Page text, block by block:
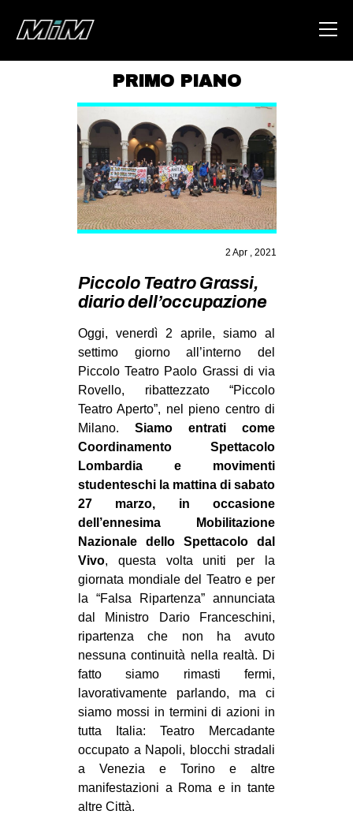
ABOUT
AREA
DEGENERAZIONE
GAZA FREESTYLE
CSOA LAMBRETTA
MSM
STUDENTI TSUNAMI
ZAM
MOBILITAZIONI
SPAZI
SPORT POPOLARE
AMBIENTE
ANTIFASCISMO
DIRITTO ALL’ABITARE
GENERI
MIGRAZIONI
PRECARIATO
REPRESSIONE
STUDENTI
ARTE
CINEMA
PRIMO PIANO
2 Apr , 2021
Piccolo Teatro Grassi,
diario dell’occupazione
Oggi, venerdì 2 aprile, siamo al
settimo giorno all’interno del
Piccolo Teatro Paolo Grassi di via
Rovello, ribattezzato “Piccolo
Teatro Aperto”, nel pieno centro di
Milano. Siamo entrati come
Coordinamento Spettacolo
Lombardia e movimenti
studenteschi la mattina di sabato
27 marzo, in occasione
dell’ennesima Mobilitazione
Nazionale dello Spettacolo dal
Vivo, questa volta uniti per la
giornata mondiale del Teatro e per
la “Falsa Ripartenza” annunciata
dal Ministro Dario Franceschini,
ripartenza che non ha avuto
nessuna continuità nella realtà. Di
fatto siamo rimasti fermi,
lavorativamente parlando, ma ci
siamo mossi in termini di azioni in
tutta Italia: Teatro Mercadante
occupato a Napoli, blocchi stradali
a Venezia e Torino e altre
manifestazioni a Roma e in tante
altre Città.